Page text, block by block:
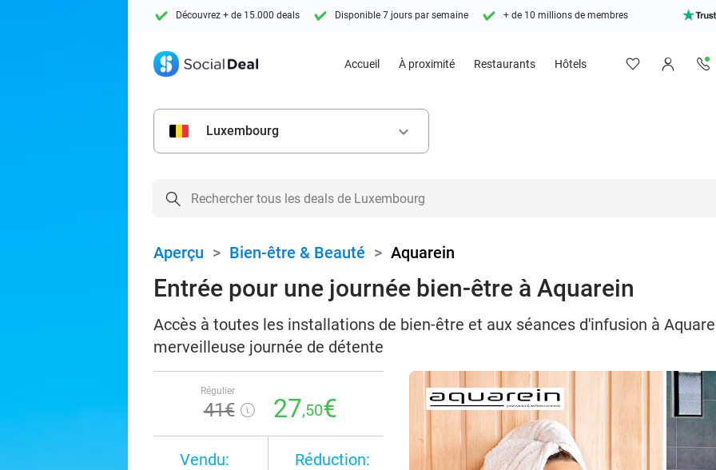
Découvrez + de 15.000 deals Disponible 7 jours par semaine + de 10 millions de membres
Accueil À proximité Restaurants Hôtels
Luxembourg keyboard_arrow_down
Aperçu > Bien-être & Beauté > Aquarein
Entrée pour une journée bien-être à Aquarein
Accès à toutes les installations de bien-être et aux séances d'infusion à
merveilleuse journée de détente
Régulier
41€ 27,50€
Vendu:
Réduction: